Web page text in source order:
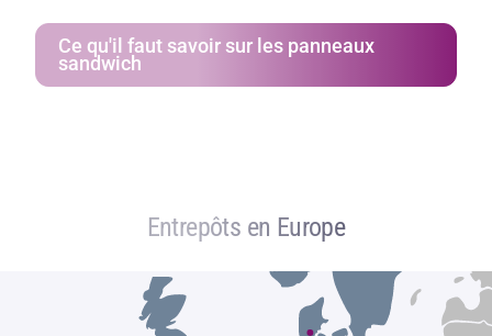
Ce qu'il faut savoir sur les panneaux
sandwich
Entrepôts en Europe